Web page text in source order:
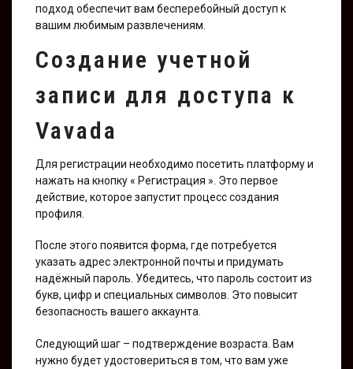
подход обеспечит вам бесперебойный доступ к
вашим любимым развлечениям.
Создание учетной
записи для доступа к
Vavada
Для регистрации необходимо посетить платформу и
нажать на кнопку « Регистрация ». Это первое
действие, которое запустит процесс создания
профиля.
После этого появится форма, где потребуется
указать адрес электронной почты и придумать
надёжный пароль. Убедитесь, что пароль состоит из
букв, цифр и специальных символов. Это повысит
безопасность вашего аккаунта.
Следующий шаг – подтверждение возраста. Вам
нужно будет удостовериться в том, что вам уже